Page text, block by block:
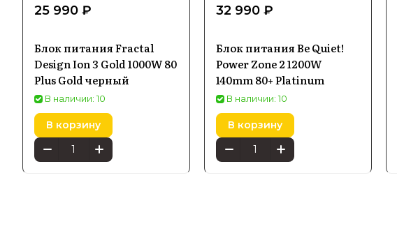
25 990 ₽
Блок питания Fractal
Design Ion 3 Gold 1000W 80
Plus Gold черный
В наличии: 10
В корзину
32 990 ₽
Блок питания Be Quiet!
Power Zone 2 1200W
140mm 80+ Platinum
В наличии: 10
В корзину